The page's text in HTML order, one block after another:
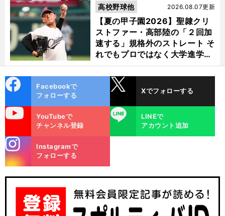
【夏の甲子園2026】聖隷クリ
ストファー・高部陸の「２回加
速する」規格外のストレート そ
れでもプロではなく大学進学を
選ぶ理由
2026.08.07更新
高校野球他
ok
Facebookで
フォローする
Xでフォローする
YouTubeで
チャンネル登録
LINE
LINEで
アカウント追加
m
Instagramで
フォローする